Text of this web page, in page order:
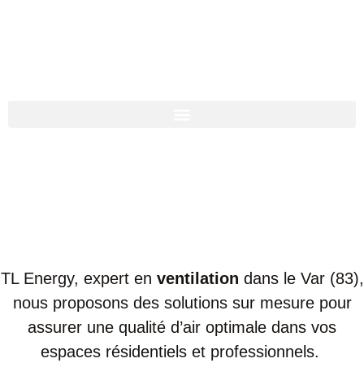
TL Energy, expert en ventilation dans le Var (83),
nous proposons des solutions sur mesure pour
assurer une qualité d’air optimale dans vos
espaces résidentiels et professionnels.